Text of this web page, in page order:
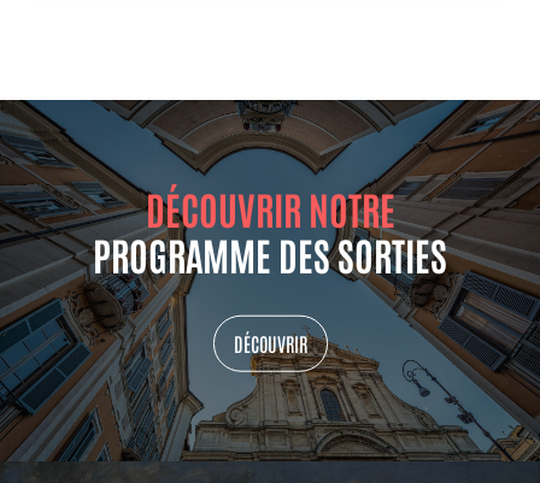
DÉCOUVRIR NOTRE
PROGRAMME DES SORTIES
DÉCOUVRIR